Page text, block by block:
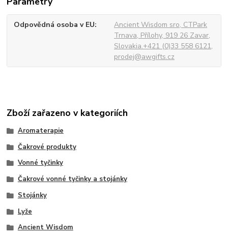
Odpovědná osoba v EU
Ancient Wisdom sro, CTPark
Trnava, Přílohy, 919 26 Zavar,
Slovakia.+421 (0)33 558 6121,
prodej@awgifts.cz
Zboží zařazeno v kategoriích
Aromaterapie
Čakrové produkty
Vonné tyčinky
Čakrové vonné tyčinky a stojánky
Stojánky
Lyže
Ancient Wisdom